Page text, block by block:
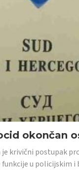
okončan
krivični postupak
u policijskim